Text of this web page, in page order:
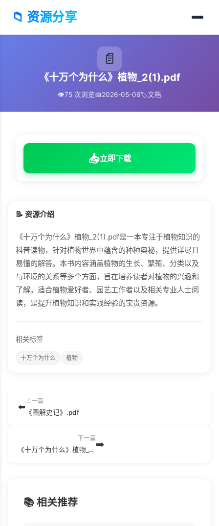
📁 资源分享
📄
《十万个为什么》植物_2(1).pdf
👁️75 次浏览📅2026-05-06🏷️文档
📥立即下载
📝 资源介绍
《十万个为什么》植物_2(1).pdf是一本专注于植物知识的
科普读物，针对植物世界中蕴含的种种奥秘，提供详尽且
易懂的解答。本书内容涵盖植物的生长、繁殖、分类以及
与环境的关系等多个方面，旨在培养读者对植物的兴趣和
了解。适合植物爱好者、园艺工作者以及相关专业人士阅
读，是提升植物知识和实践经验的宝贵资源。
相关标签
十万个为什么 植物
⬅️
上一篇
《图解史记》.pdf
下一篇
《十万个为什么》植物_1(1).pdf ➡️
📚 相关推荐